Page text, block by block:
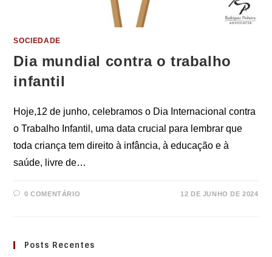
SOCIEDADE
Dia mundial contra o trabalho
infantil
Hoje,12 de junho, celebramos o Dia Internacional contra
o Trabalho Infantil, uma data crucial para lembrar que
toda criança tem direito à infância, à educação e à
saúde, livre de…
0 COMENTÁRIO 12 DE JUNHO DE 2024
Posts Recentes